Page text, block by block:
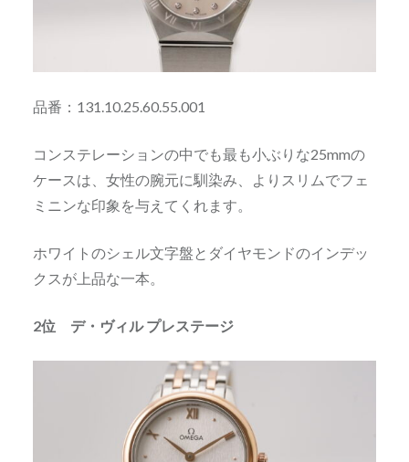
品番：131.10.25.60.55.001
コンステレーションの中でも最も小ぶりな25mmの
ケースは、女性の腕元に馴染み、よりスリムでフ⁠ェ
ミニンな印象を与えてくれます。
ホワイトのシェル文字盤とダイヤモンドのインデッ
クスが上品な一本。
2位 デ・ヴィル プレステージ